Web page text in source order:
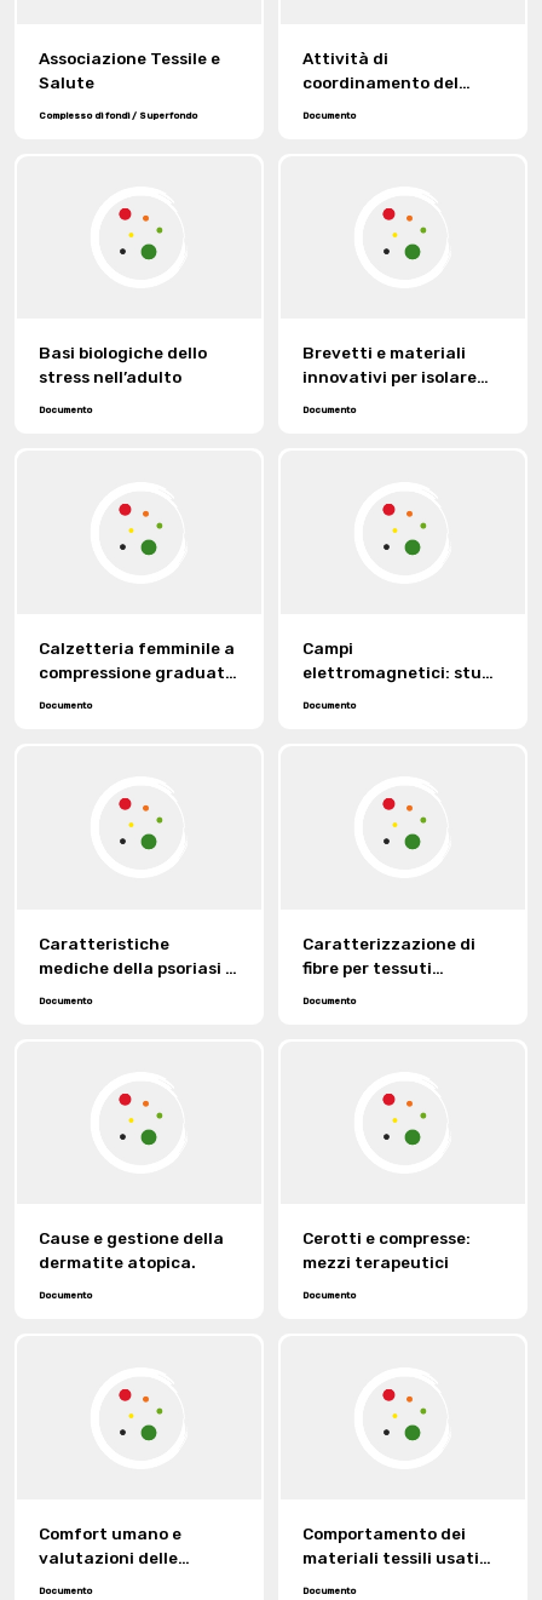
Associazione Tessile e
Salute
Complesso di fondi / Superfondo
Attività di
coordinamento del
Documento
Basi biologiche dello
stress nell’adulto
Documento
Brevetti e materiali
innovativi per isolare
dall’elettrosmog.
Documento
Calzetteria femminile a
compressione graduata
Documento
Campi
elettromagnetici: studi
Documento
Caratteristiche
mediche della psoriasi e
Documento
Caratterizzazione di
fibre per tessuti
Documento
Cause e gestione della
dermatite atopica.
Documento
Cerotti e compresse:
mezzi terapeutici
Documento
Comfort umano e
valutazioni delle
Documento
Comportamento dei
materiali tessili usati
Documento